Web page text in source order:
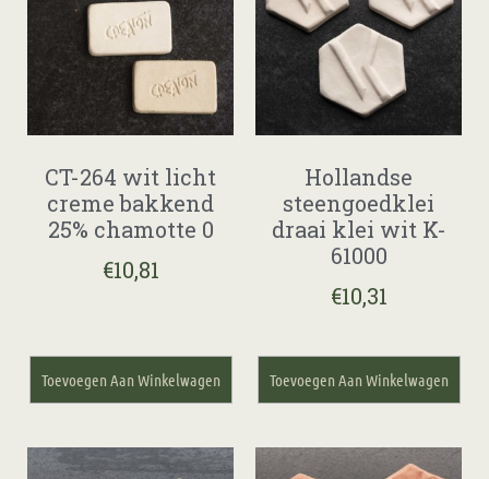
CT-264 wit licht
creme bakkend
25% chamotte 0
€10,81
Toevoegen Aan Winkelwagen
Hollandse
steengoedklei
draai klei wit K-
61000
€10,31
Toevoegen Aan Winkelwagen